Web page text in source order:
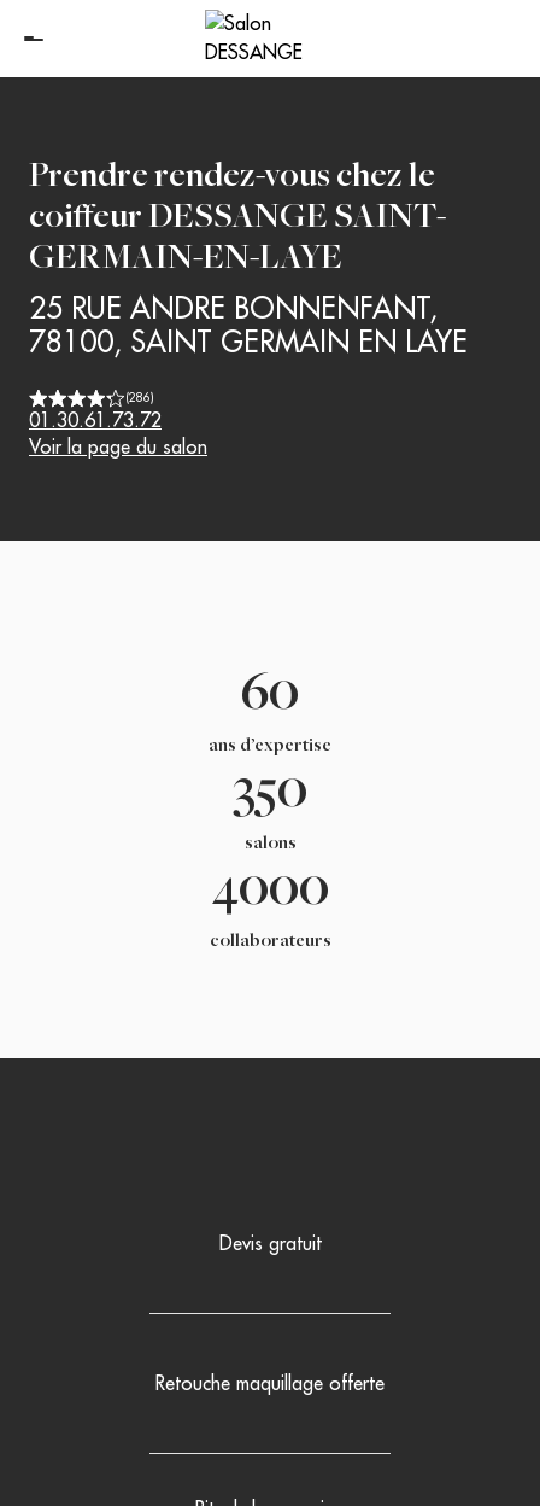
Prendre rendez-vous chez le
coiffeur DESSANGE SAINT-
GERMAIN-EN-LAYE
25 RUE ANDRE BONNENFANT,
78100, SAINT GERMAIN EN LAYE
(286)
01.30.61.73.72
Voir la page du salon
60
ans d’expertise
350
salons
4000
collaborateurs
Devis gratuit
Retouche maquillage offerte